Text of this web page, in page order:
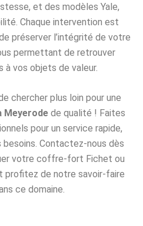
et des modèles Yale,
Chaque intervention est
préserver l’intégrité de votre
permettant de retrouver
à vos objets de valeur.
chercher plus loin pour une
de qualité ! Faites
pour un service rapide,
Contactez-nous dès
votre coffre-fort Fichet ou
profitez de notre savoir-faire
ce domaine.